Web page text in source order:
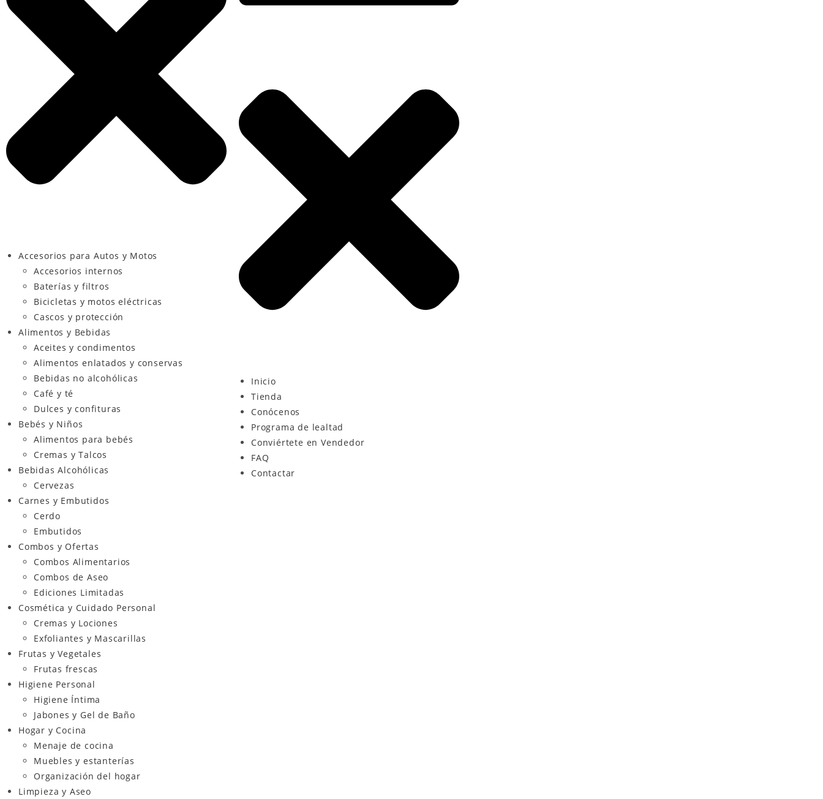
Accesorios para Autos y Motos
Accesorios internos
Baterías y filtros
Bicicletas y motos eléctricas
Cascos y protección
Alimentos y Bebidas
Aceites y condimentos
Alimentos enlatados y conservas
Bebidas no alcohólicas
Café y té
Dulces y confituras
Bebés y Niños
Alimentos para bebés
Cremas y Talcos
Bebidas Alcohólicas
Cervezas
Carnes y Embutidos
Cerdo
Embutidos
Combos y Ofertas
Combos Alimentarios
Combos de Aseo
Ediciones Limitadas
Cosmética y Cuidado Personal
Cremas y Lociones
Exfoliantes y Mascarillas
Frutas y Vegetales
Frutas frescas
Higiene Personal
Higiene Íntima
Jabones y Gel de Baño
Hogar y Cocina
Menaje de cocina
Muebles y estanterías
Organización del hogar
Limpieza y Aseo
Inicio
Tienda
Conócenos
Programa de lealtad
Conviértete en Vendedor
FAQ
Contactar